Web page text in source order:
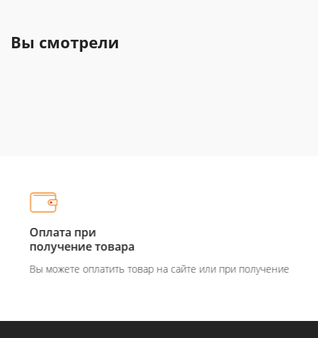
Вы смотрели
Оплата при
получение товара
Вы можете оплатить товар на сайте или при получение